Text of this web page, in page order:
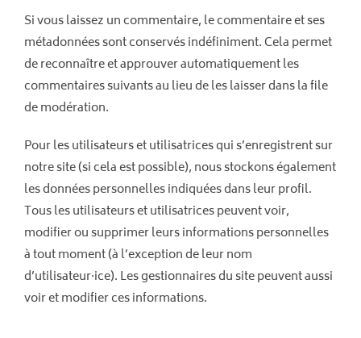
Si vous laissez un commentaire, le commentaire et ses
métadonnées sont conservés indéfiniment. Cela permet
de reconnaître et approuver automatiquement les
commentaires suivants au lieu de les laisser dans la file
de modération.
Pour les utilisateurs et utilisatrices qui s’enregistrent sur
notre site (si cela est possible), nous stockons également
les données personnelles indiquées dans leur profil.
Tous les utilisateurs et utilisatrices peuvent voir,
modifier ou supprimer leurs informations personnelles
à tout moment (à l’exception de leur nom
d’utilisateur·ice). Les gestionnaires du site peuvent aussi
voir et modifier ces informations.